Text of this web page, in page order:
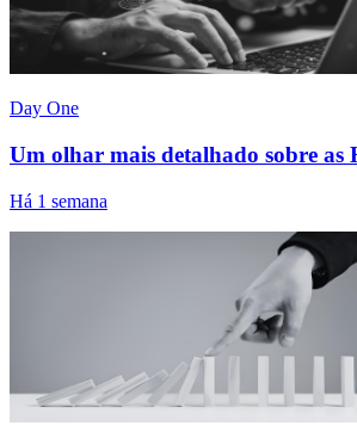
Day One
Um olhar mais detalhado sobre as
Há 1 semana